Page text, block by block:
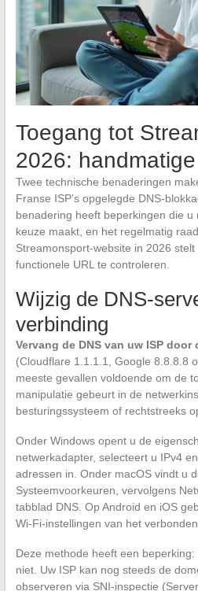
Toegang tot
2026:
Twee technische benaderingen
Franse ISP’s opgelegde DNS-
benadering heeft beperkingen die
keuze maakt, en het regelmatig
Streamonsport-website in 2026
functionele URL te controleren.
Wijzig de DNS-
verbinding
Vervang de DNS van uw ISP
(Cloudflare 1.1.1.1, Google 8.8.8.8
meeste gevallen voldoende om de
manipulatie gebeurt in de
besturingssysteem of rechtstreeks
Onder Windows opent u de
netwerkadapter, selecteert u IPv4
adressen in. Onder macOS vindt u
Systeemvoorkeuren, vervolgens
tabblad DNS. Op Android en iOS
Wi-Fi-instellingen van het
Deze methode heeft een
niet. Uw ISP kan nog steeds de
observeren via SNI-inspectie